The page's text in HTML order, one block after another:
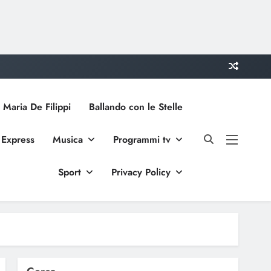
De Filippi Ballando con le Stelle
Musica Programmi tv
Sport Privacy Policy